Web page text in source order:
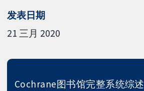
发表日期
21 三月 2020
Cochrane图书馆完整系统综述